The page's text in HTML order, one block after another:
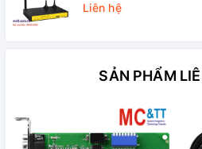
Liên hệ
SẢN PHẨM